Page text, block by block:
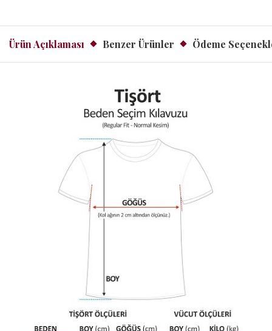
Ürün Açıklaması Benzer Ürünler Ödeme